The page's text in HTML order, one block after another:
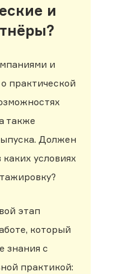
и
и
практической
также
Должен
условиях
этап
который
знания с
практикой: